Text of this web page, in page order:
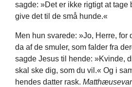
sagde: »Det er ikke rigtigt at tage
give det til de små hunde.«
Men hun svarede: »Jo, Herre,
da af de smuler, som falder fra
sagde Jesus til hende: »Kvinde,
skal ske dig, som du vil.« Og i
hendes datter rask.